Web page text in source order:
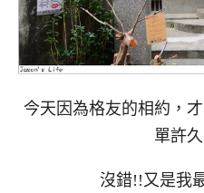
今天因為格友的相約，
單許
沒錯!!又是我